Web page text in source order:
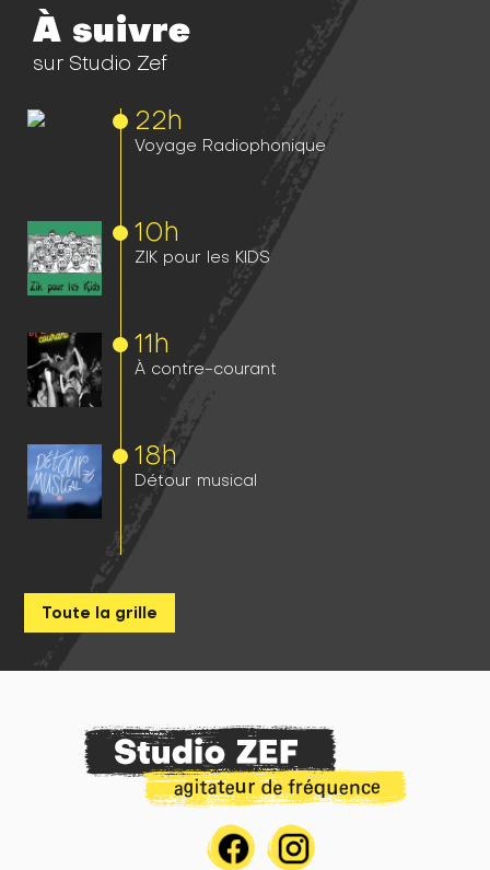
À suivre
sur Studio Zef
22h
Voyage Radiophonique
10h
ZIK pour les KIDS
11h
À contre-courant
18h
Détour musical
Toute la grille